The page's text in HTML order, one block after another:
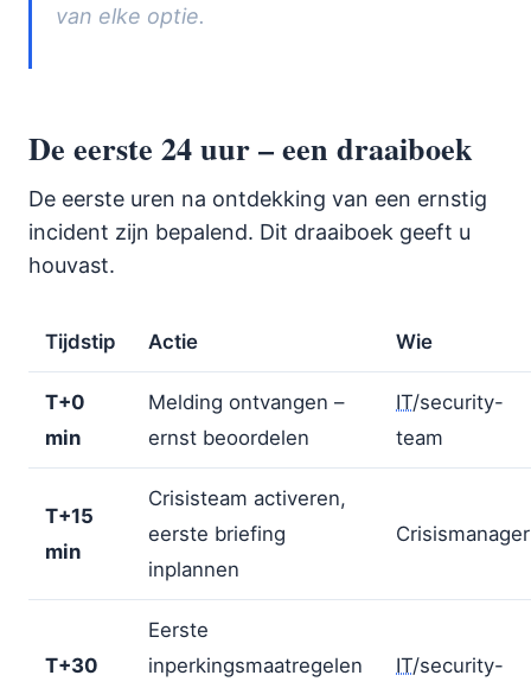
van elke optie.
De eerste 24 uur – een draaiboek
De eerste uren na ontdekking van een ernstig
incident zijn bepalend. Dit draaiboek geeft u
houvast.
Tijdstip Actie Wie
T+0
min
Melding ontvangen –
ernst beoordelen
IT/security-
team
T+15
min
Crisisteam activeren,
eerste briefing
inplannen
Crisismanager
T+30
Eerste
inperkingsmaatregelen
IT/security-